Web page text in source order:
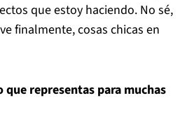
que estoy haciendo. No sé,
finalmente, cosas chicas en
que representas para muchas